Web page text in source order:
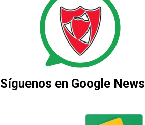
Síguenos en Google News